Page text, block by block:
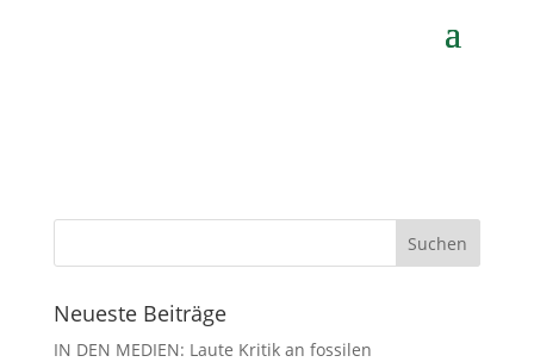
Neueste Beiträge
IN DEN MEDIEN: Laute Kritik an fossilen